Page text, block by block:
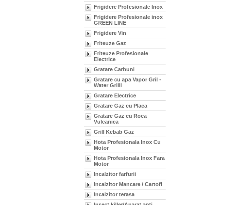
Frigidere Profesionale Inox
Frigidere Profesionale inox
GREEN LINE
Frigidere Vin
Friteuze Gaz
Friteuze Profesionale
Electrice
Gratare Carbuni
Gratare cu apa Vapor Gril -
Water Grilll
Gratare Electrice
Gratare Gaz cu Placa
Gratare Gaz cu Roca
Vulcanica
Grill Kebab Gaz
Hota Profesionala Inox Cu
Motor
Hota Profesionala Inox Fara
Motor
Incalzitor farfurii
Incalzitor Mancare / Cartofi
Incalzitor terasa